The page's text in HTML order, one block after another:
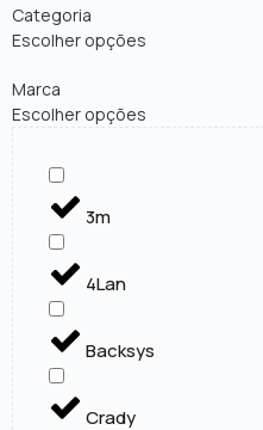
Categoria
Escolher opções
Marca
Escolher opções
3m
4Lan
Backsys
Crady